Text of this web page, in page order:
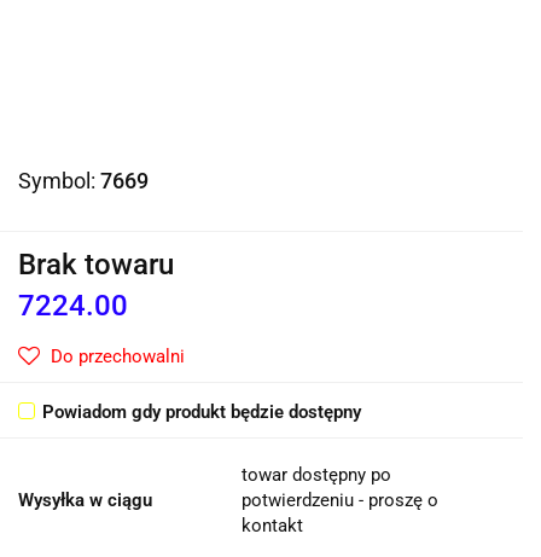
Symbol: 7669
Brak towaru
7224.00
Do przechowalni
Powiadom gdy produkt będzie dostępny
Wysyłka w ciągu
towar dostępny po
potwierdzeniu - proszę o
kontakt